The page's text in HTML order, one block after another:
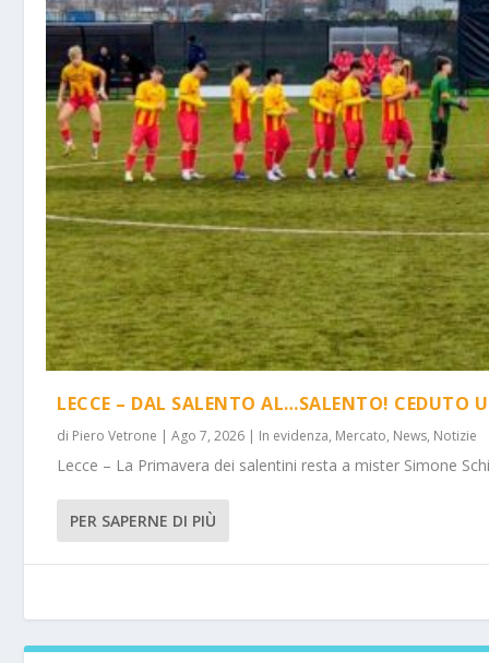
LECCE – DAL SALENTO AL…SALENTO! CEDUTO
di Piero Vetrone |Ago 7, 2026 | In evidenza, Mercato, News, Notizie
Lecce – La Primavera dei salentini resta a mister Simone
PER SAPERNE DI PIÙ